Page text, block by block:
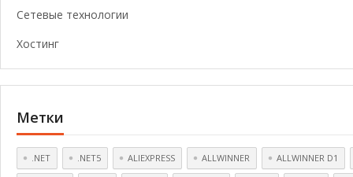
Сетевые технологии
Хостинг
Метки
.NET .NET5 ALIEXPRESS ALLWINNER ALLWINNER D1